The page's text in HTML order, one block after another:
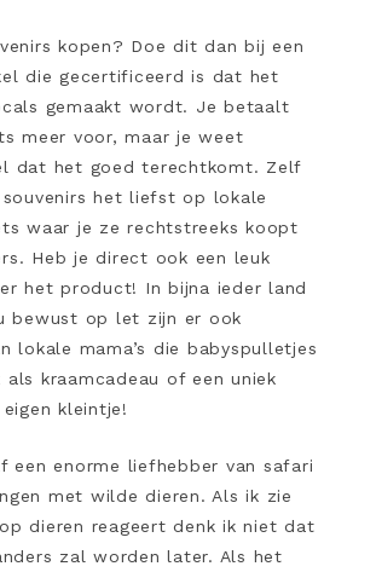
kopen? Doe dit dan bij een
die gecertificeerd is dat het
gemaakt wordt. Je betaalt
meer voor, maar je weet
dat het goed terechtkomt. Zelf
het liefst op lokale
waar je ze rechtstreeks koopt
Heb je direct ook een leuk
het product! In bijna ieder land
bewust op let zijn er ook
lokale mama’s die babyspulletjes
als kraamcadeau of een uniek
kleintje!
een enorme liefhebber van safari
met wilde dieren. Als ik zie
dieren reageert denk ik niet dat
zal worden later. Als het